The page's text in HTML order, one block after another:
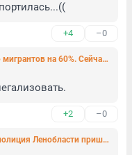
+4 –0
В Петербурге уменьшилось количество мигрантов на 60%. Сейчас их — 210 тысяч
+2 –0
После ликвидации нарколаборатории полиция Ленобласти пришла в десяток домов кочевого народа